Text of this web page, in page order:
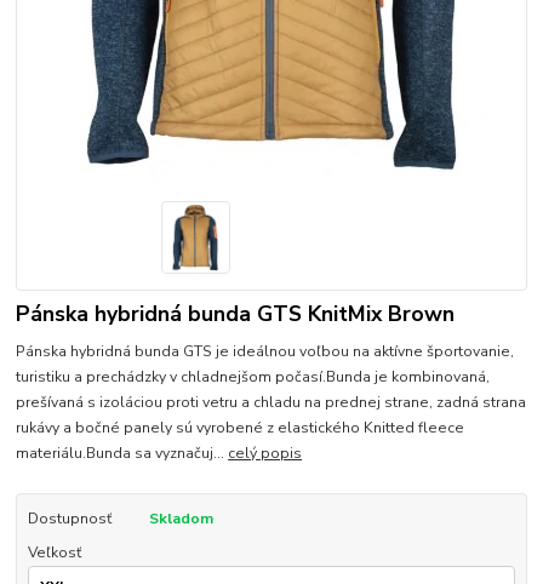
Pánska hybridná bunda GTS KnitMix Brown
Pánska hybridná bunda GTS je ideálnou voľbou na aktívne športovanie,
turistiku a prechádzky v chladnejšom počasí.Bunda je kombinovaná,
prešívaná s izoláciou proti vetru a chladu na prednej strane, zadná strana
rukávy a bočné panely sú vyrobené z elastického Knitted fleece
materiálu.Bunda sa vyznačuj... celý popis
Dostupnosť
Skladom
Veľkosť